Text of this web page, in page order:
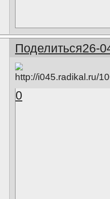
Поделиться26-
0